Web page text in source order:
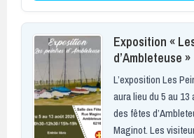
Exposition «
d’Ambleteuse »
L’exposition Les
aura lieu du 5 au
des fêtes
Maginot. Les